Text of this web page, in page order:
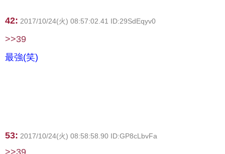
42: 2017/10/24(火) 08:57:02.41 ID:29SdEqyv0
>>39
最強(笑)
53: 2017/10/24(火) 08:58:58.90 ID:GP8cLbvFa
>>39